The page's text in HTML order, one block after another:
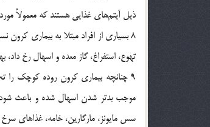
ذیل آیتم‌های غذایی هستند که معمولاً
8 بسیاری از افراد مبتلا به بیماری
تهوع، استفراغ، گاز معده و اسهال رخ
9 چنانچه بیماری کرون روده کوچک
موجب بدتر شدن اسهال شده و باعث شود
سس مایونز، مارگارین، خامه، غذاهای